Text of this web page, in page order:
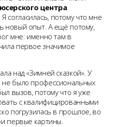
центра
Я согласилась, потому что мне
новый опыт. А ещё потому,
мне: именно там в
первое значимое
над «Зимней сказкой». У
было профессиональных
вызов, потому что я уже
с квалифицированными
погрузилась в прошлое, во
первые картины.